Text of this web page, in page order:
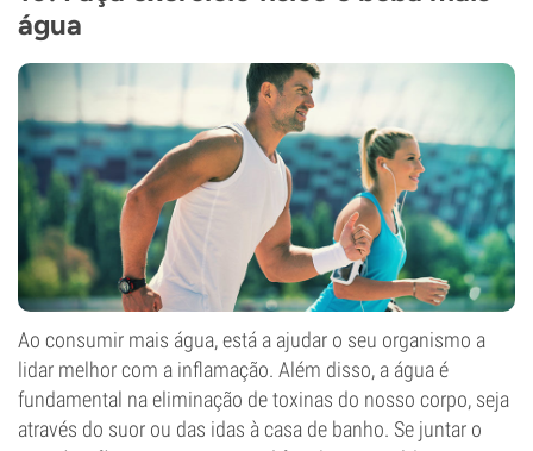
água
Ao consumir mais água, está a ajudar o seu organismo a
lidar melhor com a inflamação. Além disso, a água é
fundamental na eliminação de toxinas do nosso corpo, seja
através do suor ou das idas à casa de banho. Se juntar o